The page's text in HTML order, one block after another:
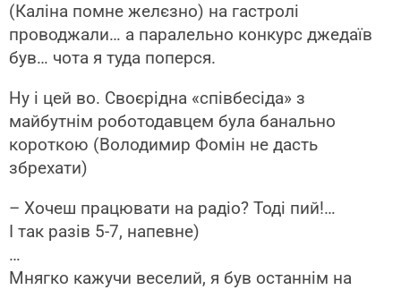
(Каліна помне желєзно) на гастролі
проводжали… а паралельно конкурс джедаїв
був… чота я туда поперся.
Ну і цей во. Своєрідна «співбесіда» з
майбутнім роботодавцем була банально
короткою (Володимир Фомін не дасть
збрехати)
– Хочеш працювати на радіо? Тоді пий!…
І так разів 5-7, напевне)
…
Мнягко кажучи веселий, я був останнім на